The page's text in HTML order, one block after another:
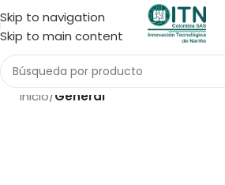
Skip to navigation
Skip to main content
Inicio General